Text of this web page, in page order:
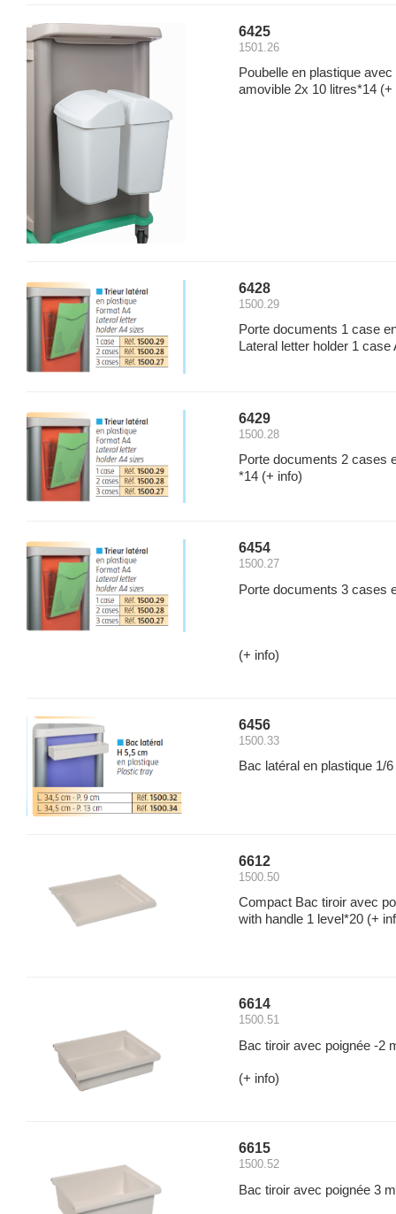
6425
1501.26
Poubelle en plastique
amovible 2x 10 litres*14 (+
6428
1500.29
Porte documents 1 case
Lateral letter holder 1 case
6429
1500.28
Porte documents 2 cases
*14 (+ info)
6454
1500.27
Porte documents 3 cases
(+ info)
6456
1500.33
Bac latéral en plastique 1/
6612
1500.50
Compact Bac tiroir avec
with handle 1 level*20 (+
6614
1500.51
Bac tiroir avec poignée -2
(+ info)
6615
1500.52
Bac tiroir avec poignée 3